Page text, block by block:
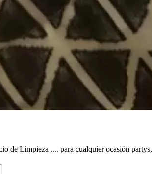
de Limpieza .... para cualquier ocasión